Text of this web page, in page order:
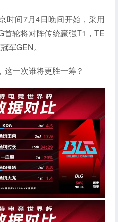
时间7月4日晚间开始，采用
首轮将对阵传统豪强T1，TE
军GEN。
这一次谁将更胜一筹？